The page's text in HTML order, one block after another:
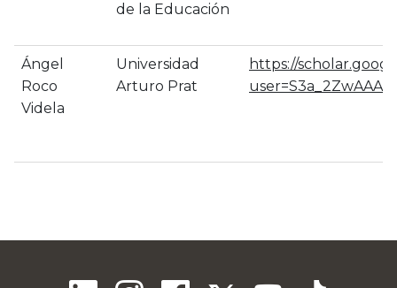
de la Educación
Ángel
Roco
Videla
Universidad
Arturo Prat
https://